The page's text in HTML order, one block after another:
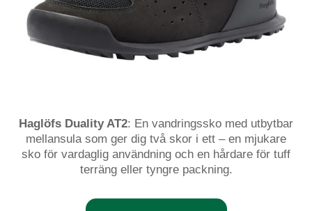
Haglöfs Duality AT2: En vandringssko med utbytbar
mellansula som ger dig två skor i ett – en mjukare
sko för vardaglig användning och en hårdare för tuff
terräng eller tyngre packning.